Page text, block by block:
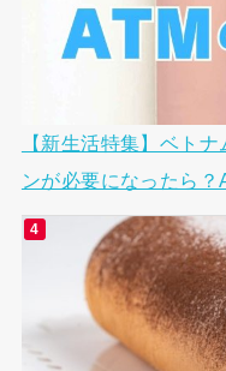
【新生活特集】ベト
ンが必要になったら